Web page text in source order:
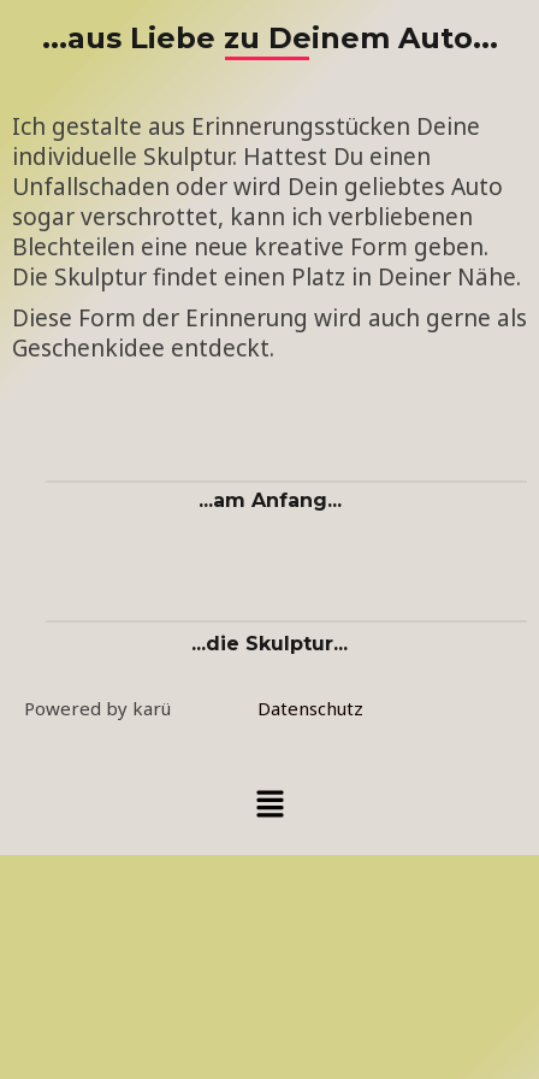
...aus Liebe zu Deinem Auto...
Ich gestalte aus Erinnerungsstücken Deine
individuelle Skulptur. Hattest Du einen
Unfallschaden oder wird Dein geliebtes Auto
sogar verschrottet, kann ich verbliebenen
Blechteilen eine neue kreative Form geben.
Die Skulptur findet einen Platz in Deiner Nähe.
Diese Form der Erinnerung wird auch gerne als
Geschenkidee entdeckt.
...am Anfang...
...die Skulptur...
Powered by karü Datenschutz
Menü